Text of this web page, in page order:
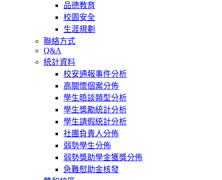
品德教育
校園安全
生涯規劃
聯絡方式
Q&A
統計資料
校安通報事件分析
高關懷個案分佈
學生晤談類型分析
學生獎勵統計分析
學生請假統計分析
社團負責人分佈
弱勢學生分佈
弱勢獎助學金獲獎分佈
急難慰助金核發